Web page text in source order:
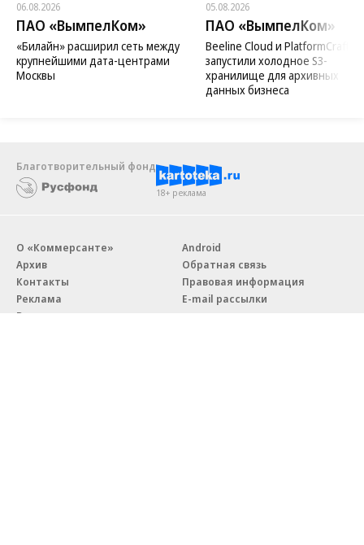
06.08.2026
ПАО «ВымпелКом»
«Билайн» расширил сеть между
крупнейшими дата-центрами
Москвы
05.08.2026
ПАО «ВымпелКом»
Beeline Cloud и PlatformCraft
запустили холодное S3-
хранилище для архивных
данных бизнеса
Благотворительный фонд
18+ реклама
О «Коммерсанте»
Архив
Контакты
Реклама
Вакансии
Android
Обратная связь
Правовая информация
E-mail рассылки